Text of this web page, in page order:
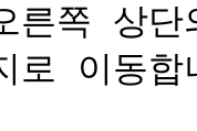
른쪽 상
로 이동합